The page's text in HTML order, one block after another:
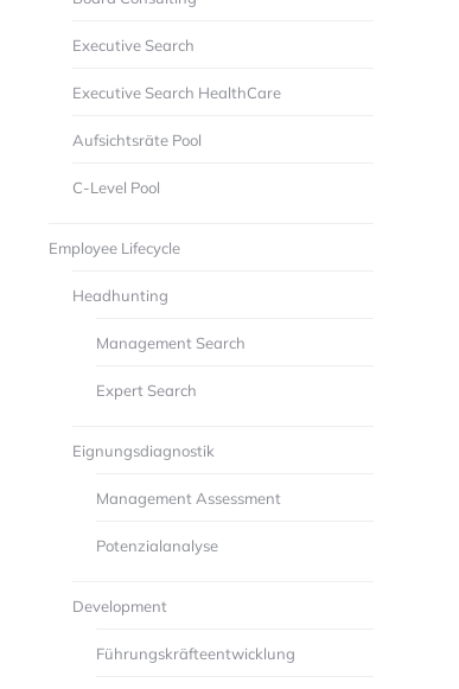
Executive Search
Executive Search HealthCare
Aufsichtsräte Pool
C-Level Pool
Employee Lifecycle
Headhunting
Management Search
Expert Search
Eignungsdiagnostik
Management Assessment
Potenzialanalyse
Development
Führungskräfte­entwicklung